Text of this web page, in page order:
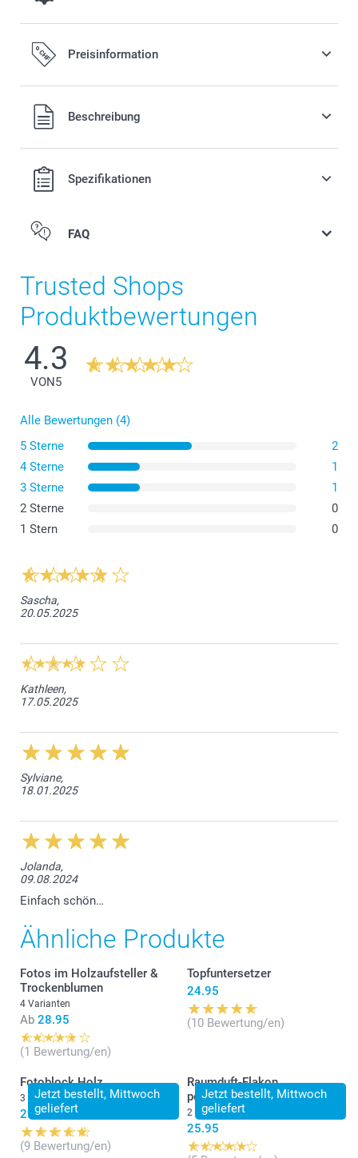
Trockenblumen
12.00/Stück
Preisinformation
Alle Preise verstehen sich in Schweizer Franken (CHF) inkl.
MwSt. und zzgl. Versandkosten.
Beschreibung
Spezifikationen
FAQ
Trusted Shops
Produktbewertungen
4.3
VON5
Alle Bewertungen (4)
5 Sterne
2
4 Sterne
1
3 Sterne
1
2 Sterne
0
1 Stern
0
Sascha,
20.05.2025
Kathleen,
17.05.2025
Sylviane,
18.01.2025
Jolanda,
09.08.2024
Einfach schön…
Ähnliche Produkte
Fotos im Holzaufsteller &
Trockenblumen
4 Varianten
Ab 28.95
(1 Bewertung/en)
Topfuntersetzer
24.95
(10 Bewertung/en)
Jetzt bestellt, Mittwoch
geliefert
Fotoblock Holz
3 Varianten
29.95
(9 Bewertung/en)
Jetzt bestellt, Mittwoch
geliefert
Raumduft-Flakon
personalisiert
2 Varianten
25.95